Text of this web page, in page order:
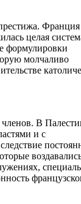
Франция
целая
формулировки
молчаливо
В
и с